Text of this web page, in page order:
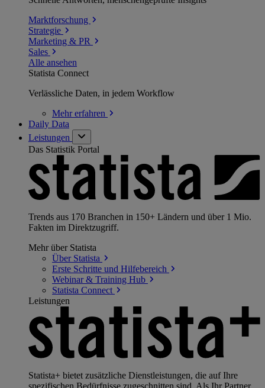
Marktforschung
Strategie
Marketing & PR
Sales
Alle ansehen
Statista Connect
Verlässliche Daten, in jedem Workflow
Mehrerfahren
Daily Data
Leistungen
Das Statistik Portal
Trends aus 170 Branchen in 150+ Ländern und über 1 Mio.
Fakten im Direktzugriff.
Mehr über Statista
Über Statista
Erste Schritte und Hilfebereich
Webinar & Training Hub
Statista Connect
Leistungen
Statista+ bietet zusätzliche Dienstleistungen, die auf Ihre
spezifischen Bedürfnisse zugeschnitten sind. Als Ihr Partner